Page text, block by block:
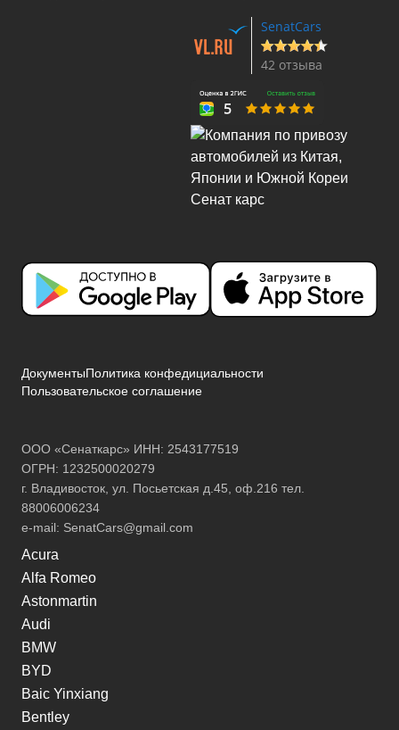
SenatCars
42 отзыва
ДокументыПолитика конфедициальности
Пользовательское соглашение
ООО «Сенаткарс» ИНН: 2543177519
ОГРН: 1232500020279
г. Владивосток, ул. Посьетская д.45, оф.216 тел.
88006006234
e-mail: SenatCars@gmail.com
Acura
Alfa Romeo
Astonmartin
Audi
BMW
BYD
Baic Yinxiang
Bentley